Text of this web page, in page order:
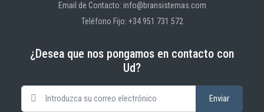
Email de Contacto: info@bransistemas.com
Teléfono Fijo: +34 951 731 572
¿Desea que nos pongamos en contacto con
Ud?